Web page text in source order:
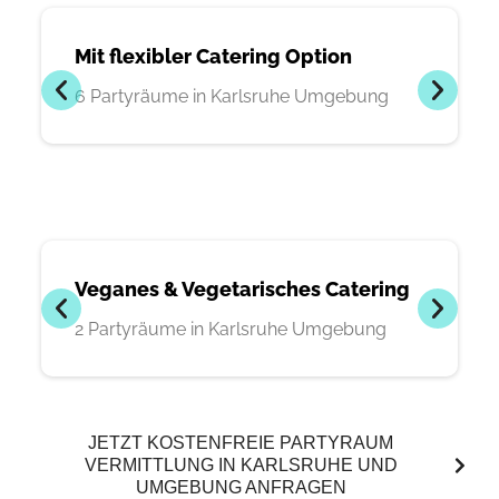
Mit flexibler Catering Option
6 Partyräume in Karlsruhe Umgebung
Veganes & Vegetarisches Catering
2 Partyräume in Karlsruhe Umgebung
JETZT KOSTENFREIE PARTYRAUM
VERMITTLUNG IN KARLSRUHE UND
UMGEBUNG ANFRAGEN